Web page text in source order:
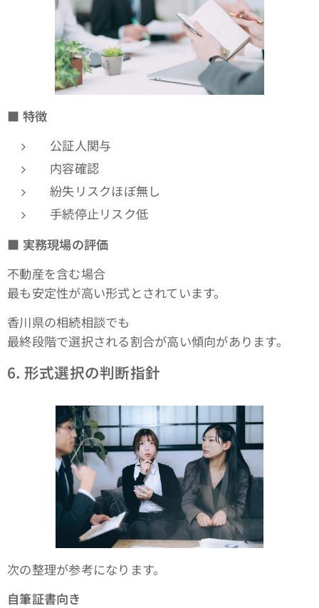
■ 特徴
公証人関与
内容確認
紛失リスクほぼ無し
手続停止リスク低
■ 実務現場の評価
不動産を含む場合
最も安定性が高い形式とされています。
香川県の相続相談でも
最終段階で選択される割合が高い傾向があります。
6. 形式選択の判断指針
次の整理が参考になります。
自筆証書向き